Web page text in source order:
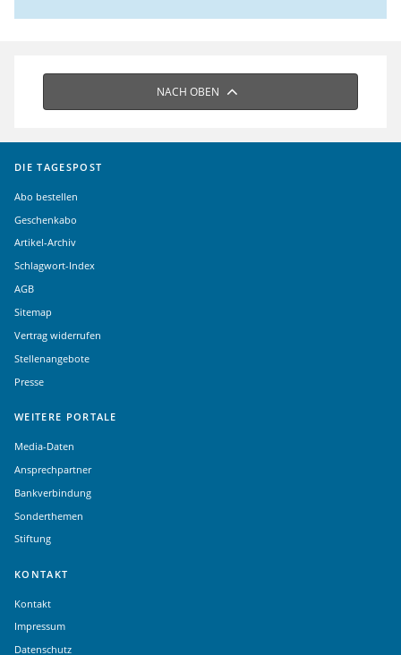
NACH OBEN
DIE TAGESPOST
Abo bestellen
Geschenkabo
Artikel-Archiv
Schlagwort-Index
AGB
Sitemap
Vertrag widerrufen
Stellenangebote
Presse
WEITERE PORTALE
Media-Daten
Ansprechpartner
Bankverbindung
Sonderthemen
Stiftung
KONTAKT
Kontakt
Impressum
Datenschutz